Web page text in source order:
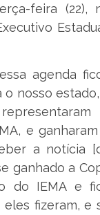
feira (22),
agenda
o nosso
e
a notícia
ganhado a
do IEMA e
fizeram, e